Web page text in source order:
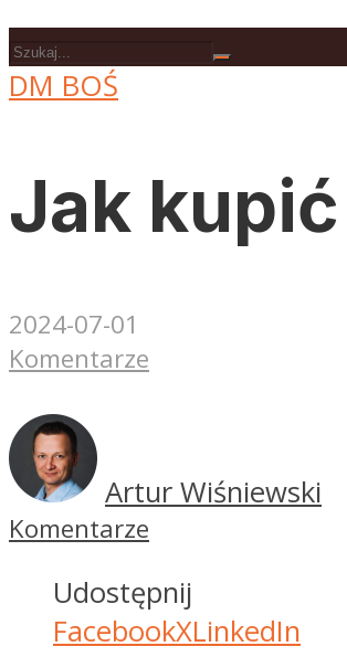
DM BOŚ
Jak kupić
2024-07-01
Komentarze
Artur Wiśniewski
Komentarze
Udostępnij
FacebookXLinkedIn